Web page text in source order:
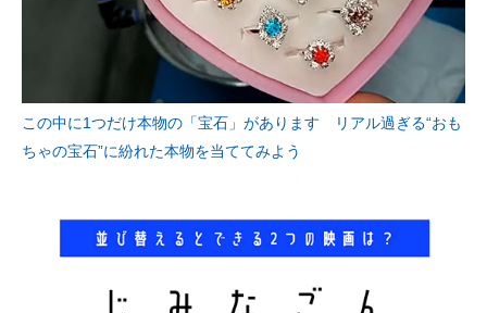
この中に1つだけ本物の「宝石」があります リアル過ぎる“おも
ちゃの宝石”に紛れた本物を当ててみよう